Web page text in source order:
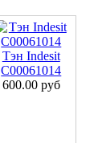
Тэн Indesit
C00061014
600.00 руб